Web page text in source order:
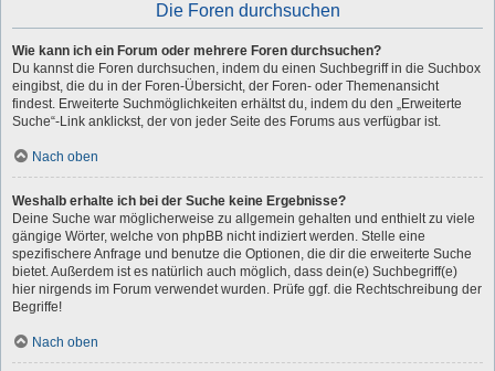
Die Foren durchsuchen
Wie kann ich ein Forum oder mehrere Foren durchsuchen?
Du kannst die Foren durchsuchen, indem du einen Suchbegriff in die Suchbox
eingibst, die du in der Foren-Übersicht, der Foren- oder Themenansicht
findest. Erweiterte Suchmöglichkeiten erhältst du, indem du den „Erweiterte
Suche“-Link anklickst, der von jeder Seite des Forums aus verfügbar ist.
Nach oben
Weshalb erhalte ich bei der Suche keine Ergebnisse?
Deine Suche war möglicherweise zu allgemein gehalten und enthielt zu viele
gängige Wörter, welche von phpBB nicht indiziert werden. Stelle eine
spezifischere Anfrage und benutze die Optionen, die dir die erweiterte Suche
bietet. Außerdem ist es natürlich auch möglich, dass dein(e) Suchbegriff(e)
hier nirgends im Forum verwendet wurden. Prüfe ggf. die Rechtschreibung der
Begriffe!
Nach oben